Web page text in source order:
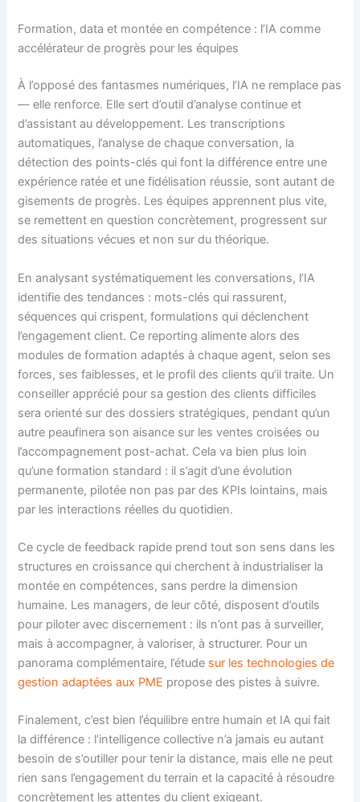
Formation, data et montée en compétence : l’IA comme
accélérateur de progrès pour les équipes
À l’opposé des fantasmes numériques, l’IA ne remplace pas
— elle renforce. Elle sert d’outil d’analyse continue et
d’assistant au développement. Les transcriptions
automatiques, l’analyse de chaque conversation, la
détection des points-clés qui font la différence entre une
expérience ratée et une fidélisation réussie, sont autant de
gisements de progrès. Les équipes apprennent plus vite,
se remettent en question concrètement, progressent sur
des situations vécues et non sur du théorique.
En analysant systématiquement les conversations, l’IA
identifie des tendances : mots-clés qui rassurent,
séquences qui crispent, formulations qui déclenchent
l’engagement client. Ce reporting alimente alors des
modules de formation adaptés à chaque agent, selon ses
forces, ses faiblesses, et le profil des clients qu’il traite. Un
conseiller apprécié pour sa gestion des clients difficiles
sera orienté sur des dossiers stratégiques, pendant qu’un
autre peaufinera son aisance sur les ventes croisées ou
l’accompagnement post-achat. Cela va bien plus loin
qu’une formation standard : il s’agit d’une évolution
permanente, pilotée non pas par des KPIs lointains, mais
par les interactions réelles du quotidien.
Ce cycle de feedback rapide prend tout son sens dans les
structures en croissance qui cherchent à industrialiser la
montée en compétences, sans perdre la dimension
humaine. Les managers, de leur côté, disposent d’outils
pour piloter avec discernement : ils n’ont pas à surveiller,
mais à accompagner, à valoriser, à structurer. Pour un
panorama complémentaire, l’étude sur les technologies de
gestion adaptées aux PME propose des pistes à suivre.
Finalement, c’est bien l’équilibre entre humain et IA qui fait
la différence : l’intelligence collective n’a jamais eu autant
besoin de s’outiller pour tenir la distance, mais elle ne peut
rien sans l’engagement du terrain et la capacité à résoudre
concrètement les attentes du client exigeant.